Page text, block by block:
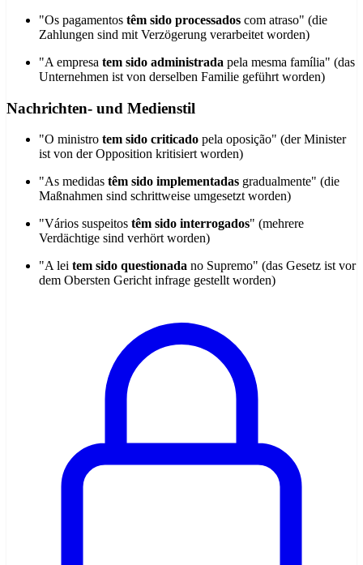
"Os pagamentos têm sido processados com atraso" (die
Zahlungen sind mit Verzögerung verarbeitet worden)
"A empresa tem sido administrada pela mesma família" (das
Unternehmen ist von derselben Familie geführt worden)
Nachrichten- und Medienstil
"O ministro tem sido criticado pela oposição" (der Minister
ist von der Opposition kritisiert worden)
"As medidas têm sido implementadas gradualmente" (die
Maßnahmen sind schrittweise umgesetzt worden)
"Vários suspeitos têm sido interrogados" (mehrere
Verdächtige sind verhört worden)
"A lei tem sido questionada no Supremo" (das Gesetz ist vor
dem Obersten Gericht infrage gestellt worden)